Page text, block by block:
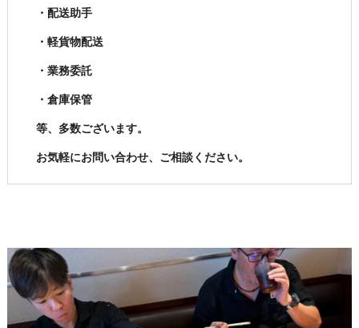
・配送助手
・軽貨物配送
・業務委託
・倉庫保管
等、多数ございます。
お気軽にお問い合わせ、ご相談ください。